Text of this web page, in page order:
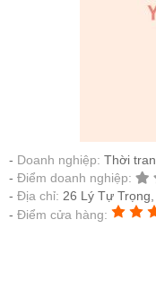
Doanh nghiệp: Thời
Điểm doanh nghiệp:
Địa chỉ: 26 Lý Tự Trọng,
Điểm cửa hàng: